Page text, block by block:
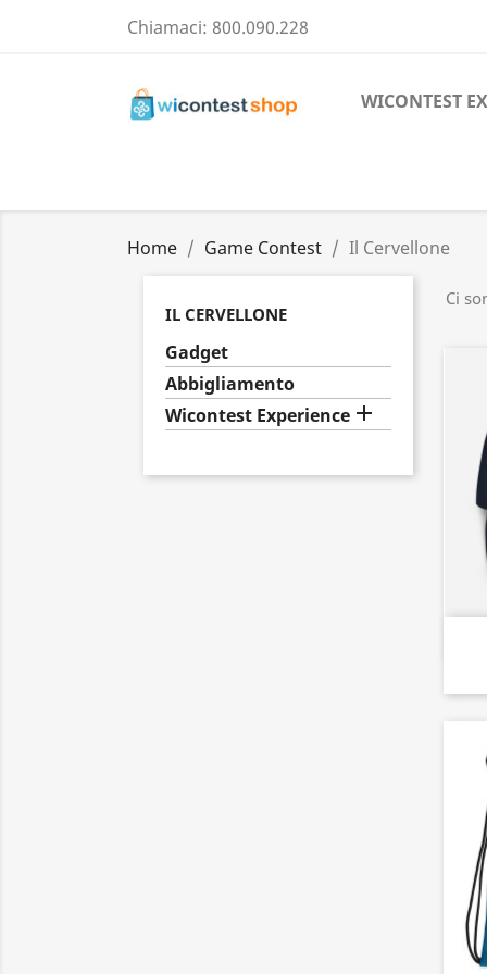
Chiamaci: 800.090.228
WICONTEST
Home Game Contest Il Cervellone
IL CERVELLONE
Gadget
Abbigliamento
Wicontest Experience 
Ci